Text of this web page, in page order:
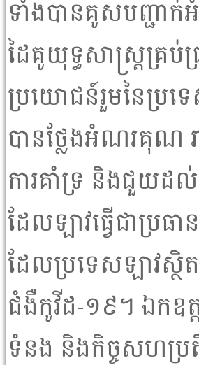
ទាំងបានគូសបញ្ជាក់
ដៃគូយុទ្ធសាស្ត្រគ្រ
ប្រយោជន៍រួមនៃប្រទ
បានថ្លែងអំណរគុណ រ
ការគាំទ្រ និងជួយដ
ដែលឡាវធ្វើជាប្រធ
ដែលប្រទេសឡាវស្ថិត
ជំងឺកូវីដ-១៩។ ឯកឧត្ត
ទំនង និងកិច្ចសហប្រតិ